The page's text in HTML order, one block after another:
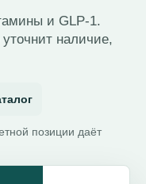
и GLP-1.
наличие,
позиции даёт